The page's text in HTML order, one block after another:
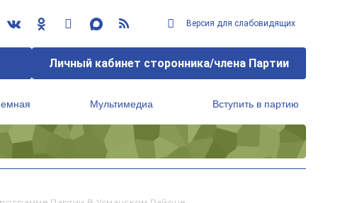
Версия для слабовидящих
Личный кабинет сторонника/члена Партии
Мультимедиа Вступить в партию